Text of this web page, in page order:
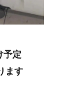
予定
ます